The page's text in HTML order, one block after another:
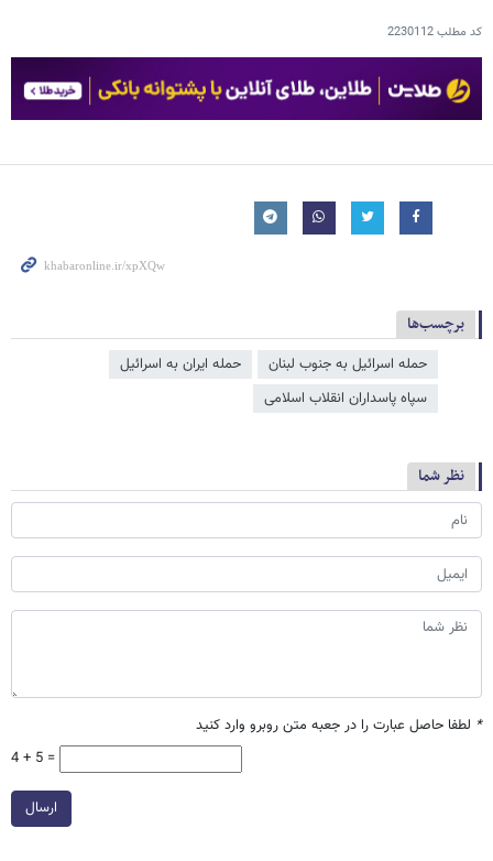
کد مطلب2230112
برچسب‌ها
حمله اسرائیل به جنوب لبنان
حمله ایران به اسرائیل
سپاه پاسداران انقلاب اسلامی
نظر شما
* لطفا حاصل عبارت را در جعبه متن روبرو وارد کنید
4 + 5 =
ارسال